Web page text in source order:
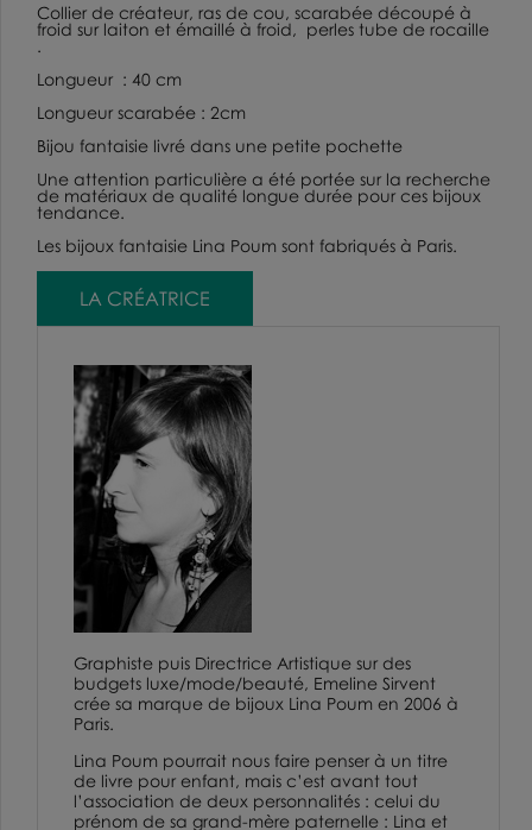
Collier de créateur, ras de cou, scarabée découpé à
froid sur laiton et émaillé à froid, perles tube de rocaille
.
Longueur : 40 cm
Longueur scarabée : 2cm
Bijou fantaisie livré dans une petite pochette
Une attention particulière a été portée sur la recherche
de matériaux de qualité longue durée pour ces bijoux
tendance.
Les bijoux fantaisie Lina Poum sont fabriqués à Paris.
LA CRÉATRICE
Graphiste puis Directrice Artistique sur des
budgets luxe/mode/beauté, Emeline Sirvent
crée sa marque de bijoux Lina Poum en 2006 à
Paris.
Lina Poum pourrait nous faire penser à un titre
de livre pour enfant, mais c’est avant tout
l’association de deux personnalités : celui du
prénom de sa grand-mère paternelle : Lina et